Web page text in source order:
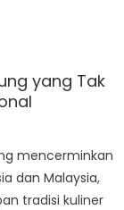
yang Tak
mencerminkan
dan Malaysia,
tradisi kuliner